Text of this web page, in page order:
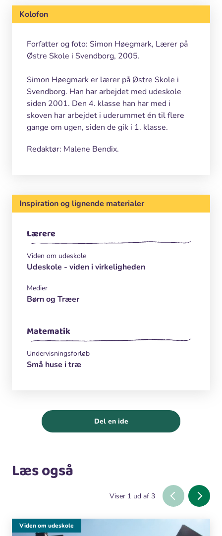
Kolofon
Forfatter og foto: Simon Høegmark, Lærer på
Østre Skole i Svendborg, 2005.
Simon Høegmark er lærer på Østre Skole i
Svendborg. Han har arbejdet med udeskole
siden 2001. Den 4. klasse han har med i
skoven har arbejdet i uderummet én til flere
gange om ugen, siden de gik i 1. klasse.
Redaktør: Malene Bendix.
Inspiration og lignende materialer
Lærere
Viden om udeskole
Udeskole - viden i virkeligheden
Medier
Børn og Træer
Matematik
Undervisningsforløb
Små huse i træ
Del en ide
Læs også
Viser 1 ud af 3
Viden om udeskole